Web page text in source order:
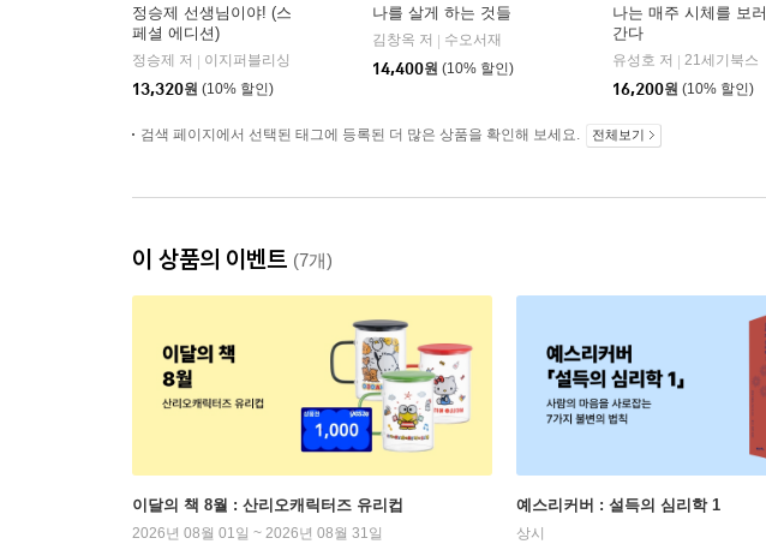
정승제 선생님이야! (스
페셜 에디션)
정승제 저
이지퍼블리싱
13,320원 (10% 할인)
나를 살게 하는 것들
김창옥 저
수오서재
14,400원 (10% 할인)
나는 매주 시체를 보러
간다
유성호 저
21세기북스
16,200원 (10% 할인)
검색 페이지에서 선택된 태그에 등록된 더 많은 상품을 확인해 보세요. 전체보기
이 상품의 이벤트 (7개)
이달의 책 8월 : 산리오캐릭터즈 유리컵
2026년 08월 01일 ~ 2026년 08월 31일
예스리커버 : 설득의 심리학 1
상시